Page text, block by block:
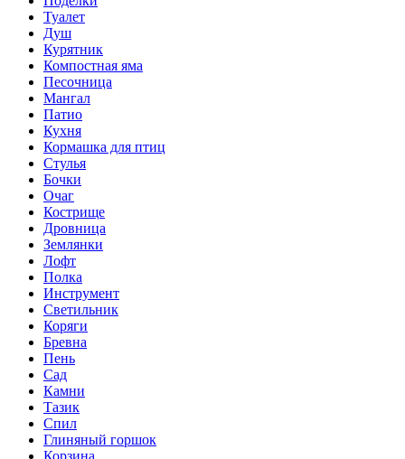
Туалет
Душ
Курятник
Компостная яма
Песочница
Мангал
Патио
Кухня
Кормашка для птиц
Стулья
Бочки
Очаг
Кострище
Дровница
Землянки
Лофт
Полка
Инструмент
Светильник
Коряги
Бревна
Пень
Сад
Камни
Тазик
Спил
Глиняный горшок